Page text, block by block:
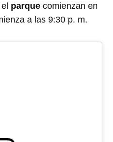
parquecomienzan en
a las 9:30 p. m.